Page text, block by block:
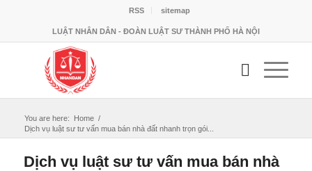
RSS sitemap
LUẬT NHÂN DÂN - ĐOÀN LUẬT SƯ THÀNH PHỐ HÀ NỘI
You are here: Home /
Dịch vụ luật sư tư vấn mua bán nhà đất nhanh trọn gói...
Dịch vụ luật sư tư vấn mua bán nhà